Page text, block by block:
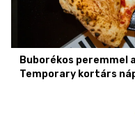
Buborékos peremmel
Temporary kortárs